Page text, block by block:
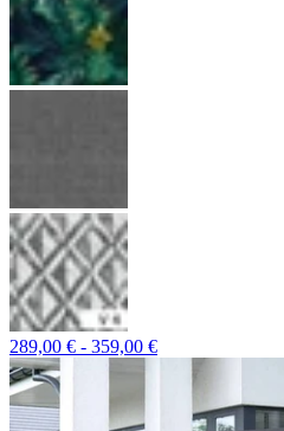
289,00 € - 359,00 €